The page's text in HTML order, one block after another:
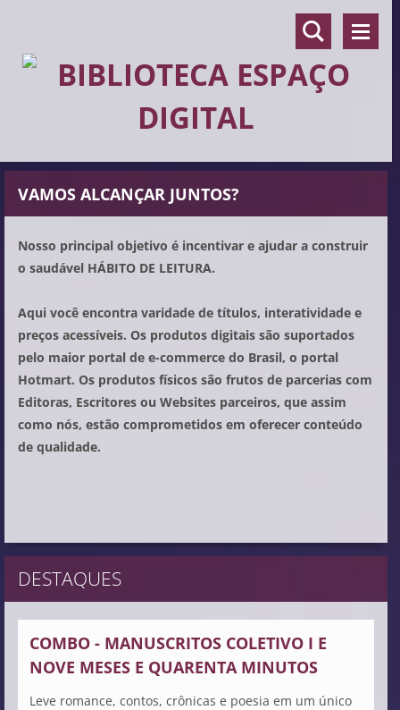
VAMOS ALCANÇAR JUNTOS?
Nosso principal objetivo é incentivar e ajudar a construir
o saudável HÁBITO DE LEITURA.
Aqui você encontra varidade de títulos, interatividade e
preços acessíveis. Os produtos digitais são suportados
pelo maior portal de e-commerce do Brasil, o portal
Hotmart. Os produtos físicos são frutos de parcerias com
Editoras, Escritores ou Websites parceiros, que assim
como nós, estão comprometidos em oferecer conteúdo
de qualidade.
DESTAQUES
COMBO - MANUSCRITOS COLETIVO I E
NOVE MESES E QUARENTA MINUTOS
Leve romance, contos, crônicas e poesia em um único